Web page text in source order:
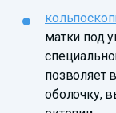
матки под
позволяет
оболочку,